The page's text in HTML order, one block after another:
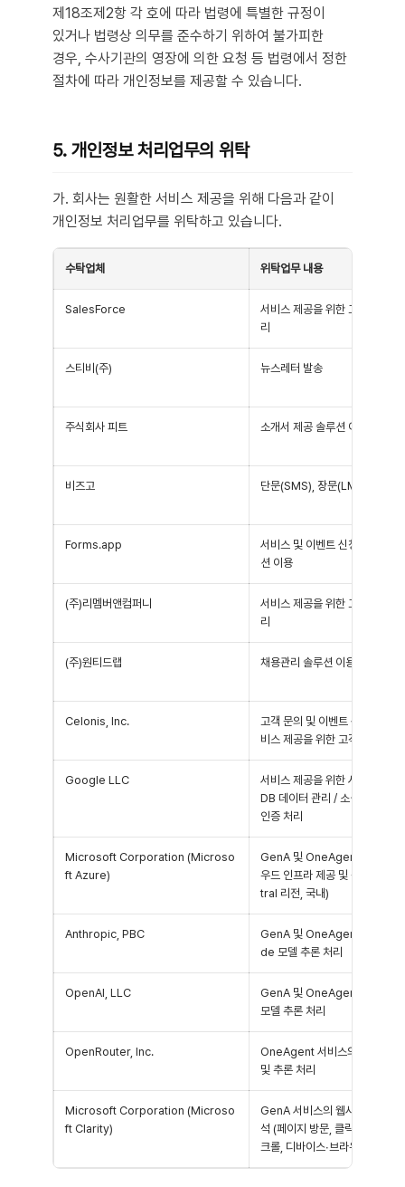
제18조제2항 각 호에 따라 법령에 특별한 규정이
있거나 법령상 의무를 준수하기 위하여 불가피한
경우, 수사기관의 영장에 의한 요청 등 법령에서 정한
절차에 따라 개인정보를 제공할 수 있습니다.
5. 개인정보 처리업무의 위탁
가. 회사는 원활한 서비스 제공을 위해 다음과 같이
개인정보 처리업무를 위탁하고 있습니다.
수탁업체 위탁업무 내용
SalesForce
서비스 제공을 위한 고객 DB 데
리
스티비(주) 뉴스레터 발송
주식회사 피트 소개서 제공 솔루션 이용
비즈고 단문(SMS), 장문(LMS), MMS
Forms.app
서비스 및 이벤트 신청 양식 수
션 이용
(주)리멤버앤컴퍼니
서비스 제공을 위한 고객 DB 데
리
(주)원티드랩 채용관리 솔루션 이용
Celonis, Inc.
고객 문의 및 이벤트 신청 양식
비스 제공을 위한 고객 DB 데이
Google LLC
서비스 제공을 위한 시스템 운영
DB 데이터 관리 / 소셜 로그인
인증 처리
Microsoft Corporation (Microso
ft Azure)
GenA 및 OneAgent 서비스의
우드 인프라 제공 및 운영
tral 리전, 국내)
Anthropic, PBC
GenA 및 OneAgent 서비스의
de 모델 추론 처리
OpenAI, LLC
GenA 및 OneAgent 서비스
모델 추론 처리
OpenRouter, Inc.
OneAgent 서비스의 AI 모델
및 추론 처리
Microsoft Corporation (Microso
ft Clarity)
GenA 서비스의 웹사이트 이용
석 (페이지 방문, 클릭, 마우스 이
크롤, 디바이스∙브라우저 정보)